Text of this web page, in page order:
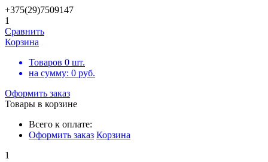
+375(29)7509147
1
Сравнить
Корзина
Товаров 0 шт.
на сумму: 0 руб.
Оформить заказ
Товары в корзине
Всего к оплате:
Оформить заказ Корзина
1